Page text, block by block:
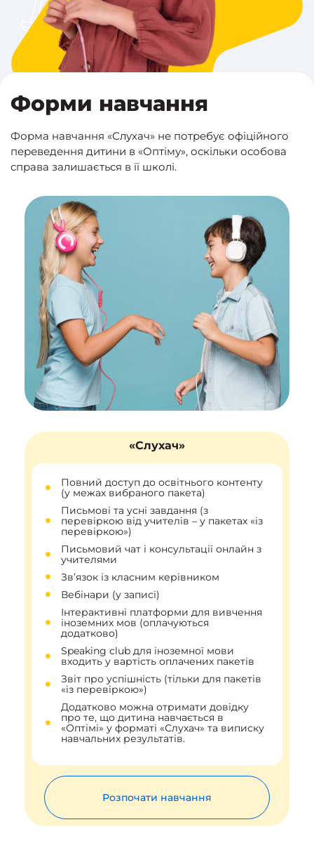
Форми навчання
Форма навчання «Слухач» не потребує офіційного
переведення дитини в «Оптіму», оскільки особова
справа залишається в її школі.
«Слухач»
Повний доступ до освітнього контенту
(у межах вибраного пакета)
Письмові та усні завдання (з
перевіркою від yчителів – у пакетах «із
перевіркою»)
Письмовий чат і консультації онлайн з
учителями
Зв’язок із класним керівником
Вебінари (у записі)
Інтерактивні платформи для вивчення
іноземних мов (оплачуються
додатково)
Speaking club для іноземної мови
входить у вартість оплачених пакетів
Звіт про успішність (тільки для пакетів
«із перевіркою»)
Додатково можна отримати довідку
про те, що дитина навчається в
«Оптімі» у форматі «Слухач» та виписку
навчальних результатів.
Розпочати навчання